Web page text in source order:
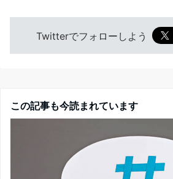
Twitterでフォローしよう
この記事も今読まれています